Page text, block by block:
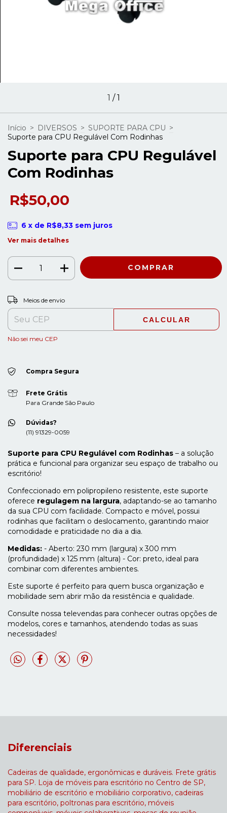
1 /1
Início > DIVERSOS > SUPORTE PARA CPU >
Suporte para CPU Regulável Com Rodinhas
Suporte para CPU Regulável
Com Rodinhas
R$50,00
6 x de R$8,33 sem juros
Ver mais detalhes
Entregas para o CEP:
Meios de envio
CALCULAR
Não sei meu CEP
Compra Segura
Frete Grátis
Para Grande São Paulo
Dúvidas?
(11) 91329-0059
Suporte para CPU Regulável com Rodinhas – a solução
prática e funcional para organizar seu espaço de trabalho ou
escritório!
Confeccionado em polipropileno resistente, este suporte
oferece regulagem na largura, adaptando-se ao tamanho
da sua CPU com facilidade. Compacto e móvel, possui
rodinhas que facilitam o deslocamento, garantindo maior
comodidade e praticidade no dia a dia.
Medidas: - Aberto: 230 mm (largura) x 300 mm
(profundidade) x 125 mm (altura) - Cor: preto, ideal para
combinar com diferentes ambientes.
Este suporte é perfeito para quem busca organização e
mobilidade sem abrir mão da resistência e qualidade.
Consulte nossa televendas para conhecer outras opções de
modelos, cores e tamanhos, atendendo todas as suas
necessidades!
Diferenciais
Cadeiras de qualidade, ergonômicas e duráveis. Frete grátis
para SP. Loja de móveis para escritório no Centro de SP,
mobiliário de escritório e mobiliário corporativo, cadeiras
para escritório, poltronas para escritório, móveis